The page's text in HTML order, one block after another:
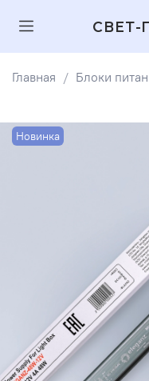
СВЕТ-
Главная Блоки
Новинка